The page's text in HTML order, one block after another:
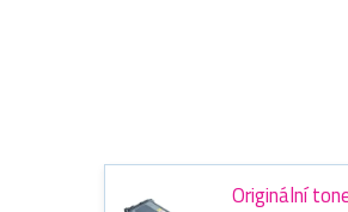
Originální